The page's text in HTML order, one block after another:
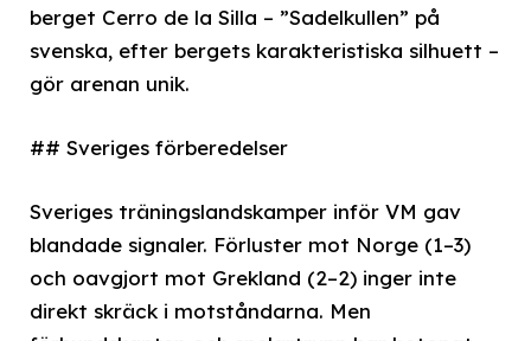
berget Cerro de la Silla – ”Sadelkullen” på
svenska, efter bergets karakteristiska silhuett –
gör arenan unik.
## Sveriges förberedelser
Sveriges träningslandskamper inför VM gav
blandade signaler. Förluster mot Norge (1–3)
och oavgjort mot Grekland (2–2) inger inte
direkt skräck i motståndarna. Men